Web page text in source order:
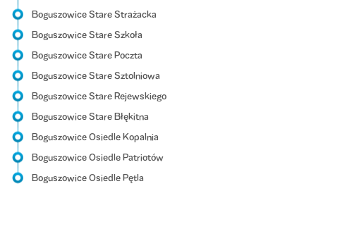
Boguszowice Stare Strażacka
Boguszowice Stare Szkoła
Boguszowice Stare Poczta
Boguszowice Stare Sztolniowa
Boguszowice Stare Rejewskiego
Boguszowice Stare Błękitna
Boguszowice Osiedle Kopalnia
Boguszowice Osiedle Patriotów
Boguszowice Osiedle Pętla